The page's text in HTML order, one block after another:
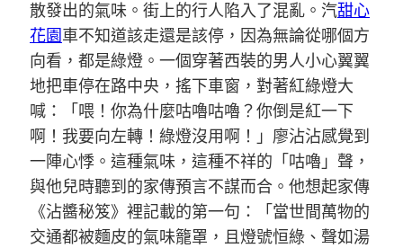
散發出的氣味。街上的行人陷入了混亂。汽甜心
花園車不知道該走還是該停，因為無論從哪個方
向看，都是綠燈。一個穿著西裝的男人小心翼翼
地把車停在路中央，搖下車窗，對著紅綠燈大
喊：「喂！你為什麼咕嚕咕嚕？你倒是紅一下
啊！我要向左轉！綠燈沒用啊！」廖沾沾感覺到
一陣心悸。這種氣味，這種不祥的「咕嚕」聲，
與他兒時聽到的家傳預言不謀而合。他想起家傳
《沾醬秘笈》裡記載的第一句：「當世間萬物的
交通都被麵皮的氣味籠罩，且燈號恒綠、聲如湯